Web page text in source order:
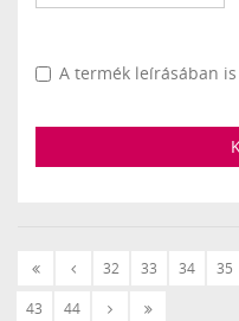
A termék leírásában
«
‹
32 33 34 35
43
44
KövetkezőUtolsó